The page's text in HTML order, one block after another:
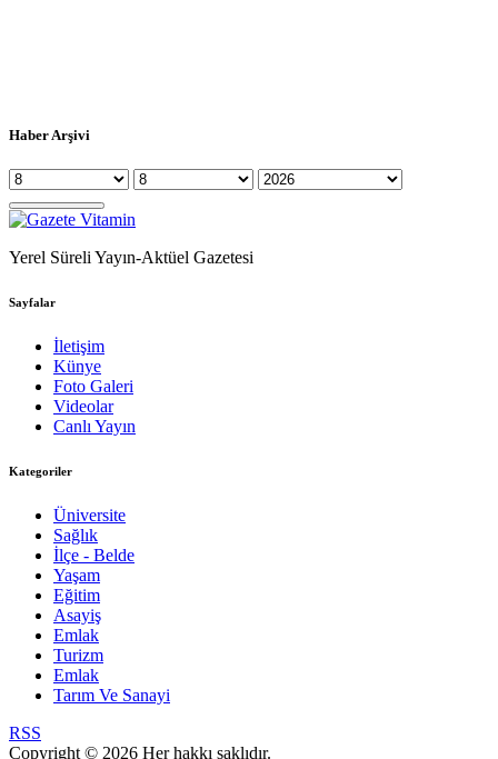
Haber Arşivi
Yerel Süreli Yayın-Aktüel Gazetesi
Sayfalar
İletişim
Künye
Foto Galeri
Videolar
Canlı Yayın
Kategoriler
Üniversite
Sağlık
İlçe - Belde
Yaşam
Eğitim
Asayiş
Emlak
Turizm
Emlak
Tarım Ve Sanayi
RSS
Copyright © 2026 Her hakkı saklıdır.